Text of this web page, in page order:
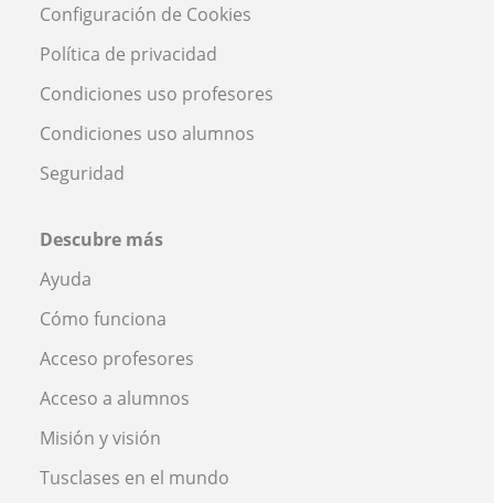
Configuración de Cookies
Política de privacidad
Condiciones uso profesores
Condiciones uso alumnos
Seguridad
Descubre más
Ayuda
Cómo funciona
Acceso profesores
Acceso a alumnos
Misión y visión
Tusclases en el mundo